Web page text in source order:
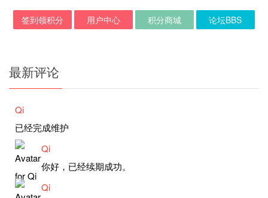
签到领积分 用户中心 积分商城 论坛BBS
最新评论
Qi
已经完成维护
Qi
你好，已经续期成功。
Qi